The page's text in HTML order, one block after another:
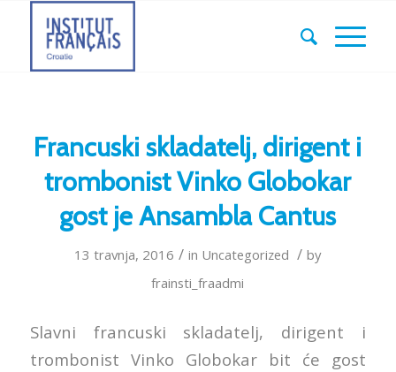
Francuski skladatelj, dirigent i
trombonist Vinko Globokar
gost je Ansambla Cantus
13 travnja, 2016 / in Uncategorized / by
frainsti_fraadmi
Slavni francuski skladatelj, dirigent i
trombonist Vinko Globokar bit će gost